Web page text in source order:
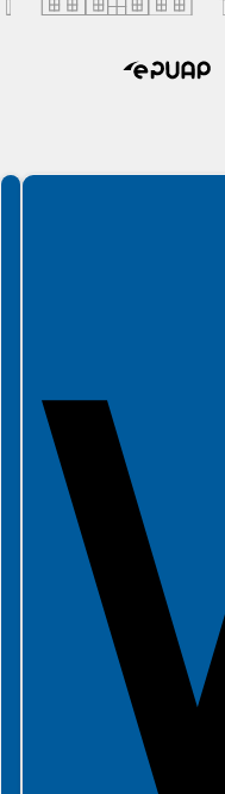
Spełniamy standardy WCAG 2.2
Spełniamy standardy W3C